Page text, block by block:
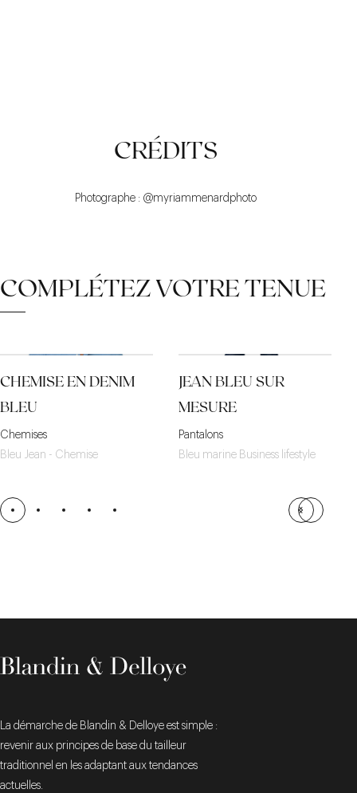
POLYVALENCE
MODERNITÉ
CRÉDITS
Photographe : @myriammenardphoto
COMPLÉTEZ VOTRE TENUE
CHEMISE EN DENIM
BLEU
Chemises
Bleu Jean - Chemise
JEAN BLEU SUR
MESURE
Pantalons
Bleu marine Business lifestyle
La démarche de Blandin & Delloye est simple :
revenir aux principes de base du tailleur
traditionnel en les adaptant aux tendances
actuelles.